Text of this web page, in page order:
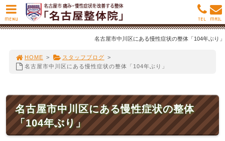
名古屋市中川区にある慢性症状の整体「104年ぶり」
HOME > スタッフブログ >
名古屋市中川区にある慢性症状の整体「104年ぶり」
名古屋市中川区にある慢性症状の整体
「104年ぶり」
MENU MAIL
TEL